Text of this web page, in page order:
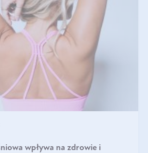
wpływa na zdrowie i